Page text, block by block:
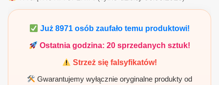
wynosi:
Już8971 osób zaufało temu produktowi!
Ostatnia godzina:20 sprzedanych sztuk!
Strzeż się falsyfikatów!
Gwarantujemy wyłącznie oryginalne produkty od